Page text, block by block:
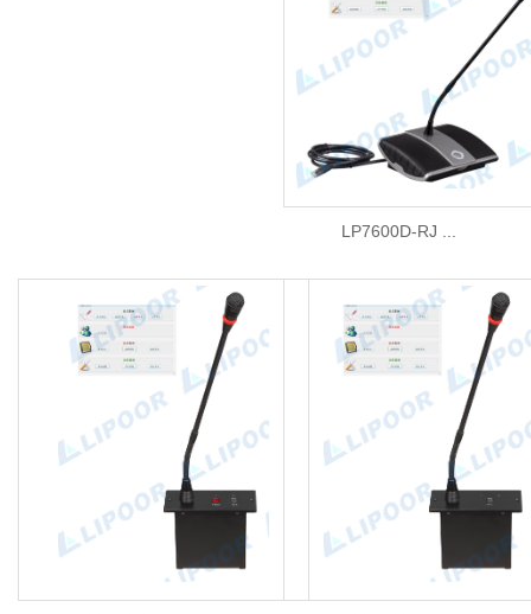
LP7600D-RJ ...